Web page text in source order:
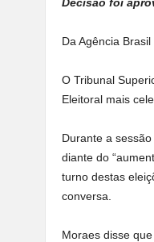
Da Agência Brasil
O Tribunal
Eleitoral mais
Durante a
diante do
turno destas
conversa.
Moraes disse